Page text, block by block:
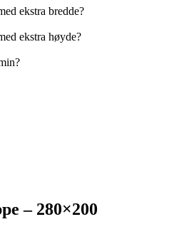
ekstra bredde?
ekstra høyde?
– 280×200